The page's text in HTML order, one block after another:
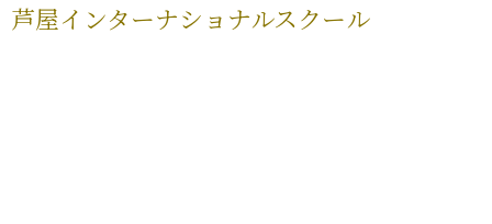
芦屋インターナショナルスクール